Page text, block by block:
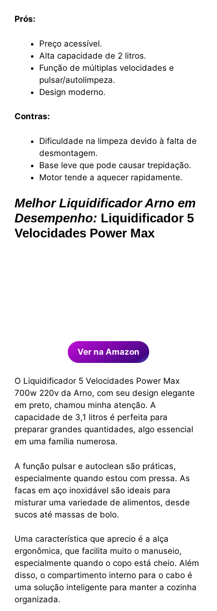
Prós:
Preço acessível.
Alta capacidade de 2 litros.
Função de múltiplas velocidades e
pulsar/autolimpeza.
Design moderno.
Contras:
Dificuldade na limpeza devido à falta de
desmontagem.
Base leve que pode causar trepidação.
Motor tende a aquecer rapidamente.
Melhor Liquidificador Arno em
Desempenho: Liquidificador 5
Velocidades Power Max
Ver na Amazon
O Liquidificador 5 Velocidades Power Max
700w 220v da Arno, com seu design elegante
em preto, chamou minha atenção. A
capacidade de 3,1 litros é perfeita para
preparar grandes quantidades, algo essencial
em uma família numerosa.
A função pulsar e autoclean são práticas,
especialmente quando estou com pressa. As
facas em aço inoxidável são ideais para
misturar uma variedade de alimentos, desde
sucos até massas de bolo.
Uma característica que aprecio é a alça
ergonômica, que facilita muito o manuseio,
especialmente quando o copo está cheio. Além
disso, o compartimento interno para o cabo é
uma solução inteligente para manter a cozinha
organizada.